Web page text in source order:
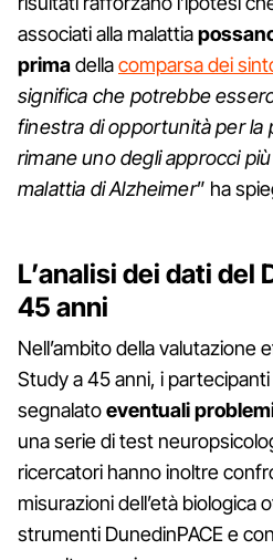
associati alla malattia
primadellacomparsa dei
significa che potrebbe
finestra di opportunità per la
rimane uno degli approcci
malattia di Alzheimer” ha
L’analisi dei dati del
45 anni
Nell’ambito della valutazione
Study a 45 anni, i
segnalatoeventuali
una serie di test
ricercatori hanno inoltre
misurazioni dell’età biologica
strumenti DunedinPACE e